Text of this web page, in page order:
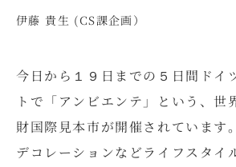
伊藤 貴生 (CS課企画）
今日から１９日までの５日間ドイ
トで「アンビエンテ」という、世
財国際見本市が開催されています
デコレーションなどライフスタイ